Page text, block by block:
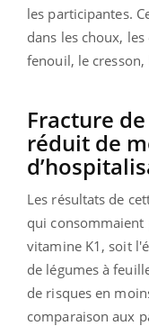
les participantes.
dans les choux,
fenouil, le cresson,
Fracture
réduit de
Les résultats de
qui
vitamine K1, soit
de légumes à
de risques en
comparaison aux